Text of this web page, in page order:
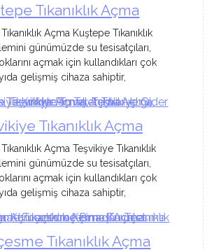
Tıkanıklık Açma
Açma Kuştepe Tıkanıklık
günümüzde su tesisatçıları,
açmak için kullandıkları çok
gelişmiş cihaza sahiptir,
Tıkanıklık Açma
Açma Teşvikiye Tıkanıklık
günümüzde su tesisatçıları,
açmak için kullandıkları çok
gelişmiş cihaza sahiptir,
Tıkanıklık Açma